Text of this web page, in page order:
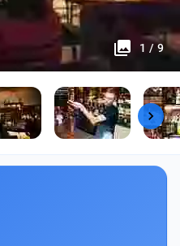
1 / 9